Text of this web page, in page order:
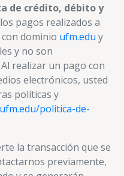
de crédito, débito y
pagos realizados a
dominio ufm.edu y
y no son
realizar un pago con
electrónicos, usted
políticas y
politica-de-
la transacción que se
previamente,